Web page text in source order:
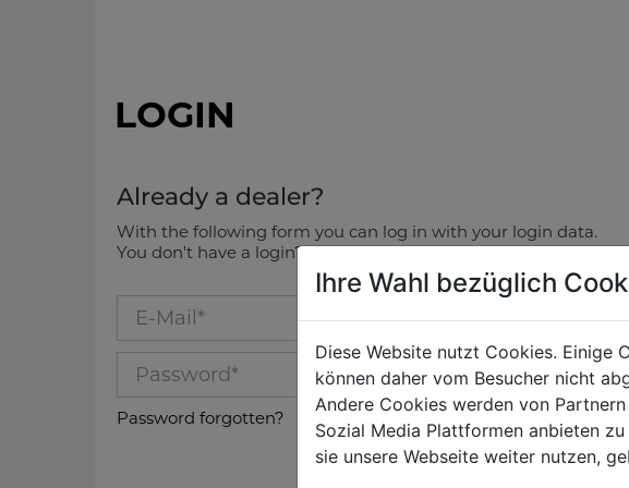
LOGIN
Already a dealer?
With the following form you can log in with your login data.
You don't have a login? Contact us!
E-Mail Login
Passwort
Password forgotten?
Ihre Wahl bezüglich
Diese Website nutzt Cookies. Einige
können daher vom Besucher nicht
Andere Cookies werden von
Sozial Media Plattformen anbieten
sie unsere Webseite weiter nutzen,